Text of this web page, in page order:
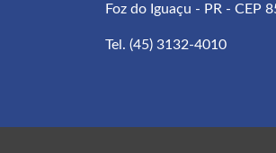
Foz do Iguaçu - PR - CEP
Tel. (45) 3132-4010